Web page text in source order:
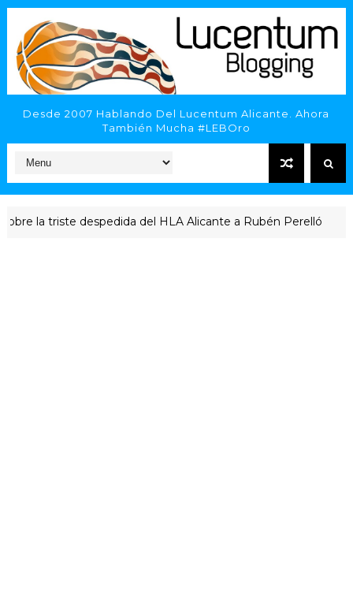
Desde 2007 Hablando Del Lucentum Alicante. Ahora
También Mucha #LEBOro
triste despedida del HLA Alicante a Rubén Perelló